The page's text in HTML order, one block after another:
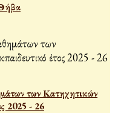
των Κατηχητικών
2025 - 26